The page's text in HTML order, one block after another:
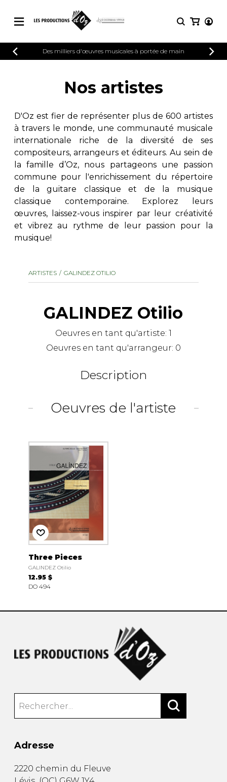
CATALOGUE
riche en œuvres originales et en
arrangements de qualité.
PARTITIONS POUR GUITARE
PARTITIONS POUR AUTRES
INSTRUMENTS
PARTITIONS POUR ENSEMBLES
CONNEXION
INSCRIPTION
Des milliers d'œuvres musicales à portée de main
riche en œuvres originales et en
arrangements de qualité.
2 guitares
3 guitares
4 guitares
5 guitares et plus
Ensemble de
Orchestre de guitares
Concerto pour
Guitare et un autre
Musique de chambre
Nos artistes
D'Oz est fier de représenter plus de 600 artistes
à travers le monde, une communauté musicale
internationale riche de la diversité de ses
compositeurs, arrangeurs et éditeurs. Au sein de
la famille d’Oz, nous partageons une passion
commune pour l'enrichissement du répertoire
de la guitare classique et de la musique
classique contemporaine. Explorez leurs
œuvres, laissez-vous inspirer par leur créativité
et vibrez au rythme de leur passion pour la
musique!
ARTISTES GALINDEZ OTILIO
GALINDEZ Otilio
Oeuvres en tant qu'artiste: 1
Oeuvres en tant qu'arrangeur: 0
Description
Oeuvres de l'artiste
Three Pieces
GALINDEZ Otilio
12.95 $
DO 494
Adresse
2220 chemin du Fleuve